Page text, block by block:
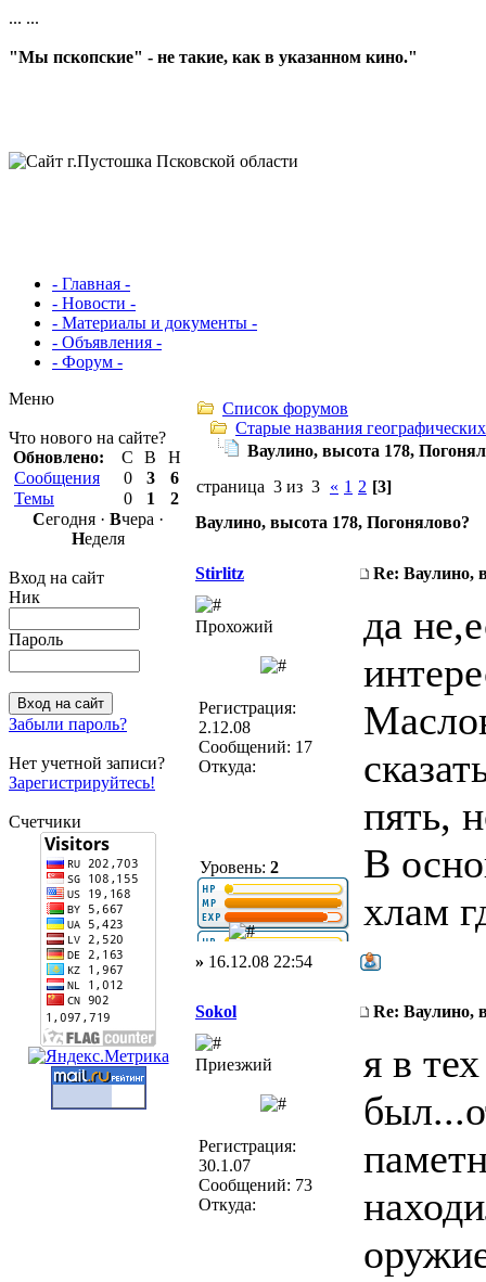
... ...
"Мы пскопские" - не такие, как в указанном кино."
- Главная -
- Новости -
- Материалы и документы -
- Объявления -
- Форум -
Меню
Что нового на сайте?
Обновлено:
С В
Н
Сообщения
0 3
6
Темы
0 1
2
Сегодня · Вчера ·
Неделя
Вход на сайт
Ник
Пароль
Забыли пароль?
Нет учетной записи?
Зарегистрируйтесь!
Счетчики
Список форумов
Старые названия
Ваулино, высота 178,
страница 3 из 3 « 1 2 [3]
Ваулино, высота 178, Погонялово?
Stirlitz Re: Ваулино,
Прохожий
Регистрация:
2.12.08
Сообщений: 17
Откуда:
Уровень: 2
да
пять,
В
хлам
» 16.12.08 22:54
Sokol Re: Ваулино,
Приезжий
Регистрация:
30.1.07
Сообщений: 73
Откуда:
я в